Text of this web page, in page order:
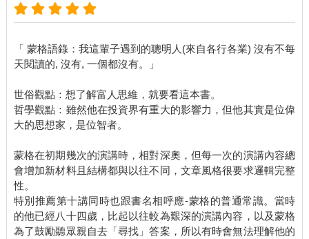
「 蒙格語錄：我這輩子遇到的聰明人(來自各行各業) 沒有不每
天閱讀的, 沒有, 一個都沒有。」
世俗觀點：想了解富人思維，就要看這本書。
哲學觀點：雖然他在投資界有重大的影響力，但他其實是位偉
大的思想家，是位智者。
蒙格在初期幾次的演講時，相對深奧，但每一次的演講內容總
會增加新材料且結構都與以往不同，文章風格很要求邏輯完整
性。
特別推薦第十講同時也跟書名相呼應-蒙格的普通常識。當時
的他已經八十四歲，比起以往較為艱深的演講內容，以及蒙格
為了鼓勵聽眾親自去「尋找」答案，所以有時會無法理解他的